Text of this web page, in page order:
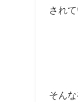
され
そん